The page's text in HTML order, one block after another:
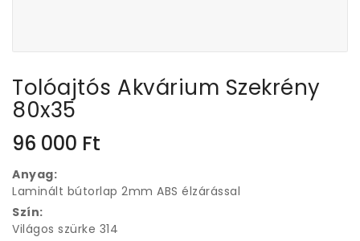
Tolóajtós Akvárium Szekrény
80x35
96 000 Ft
Anyag:
Laminált bútorlap 2mm ABS élzárással
Szín:
Világos szürke 314